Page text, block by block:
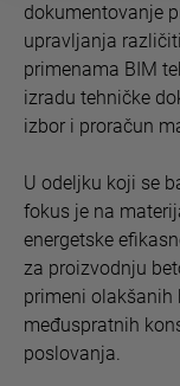
dokumentovanje
upravljanja
primenama BIM
izradu tehničke
izbor i proračun
U odeljku koji se
fokus je na
energetske
za proizvodnju
primeni olakšanih
međuspratnih
poslovanja.